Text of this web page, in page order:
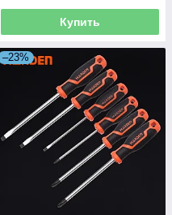
Купить
–23%